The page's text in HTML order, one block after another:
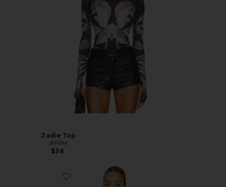
Zadie Top
AFRM
$38